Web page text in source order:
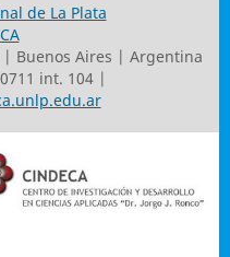
de La Plata
| Buenos Aires | Argentina
int. 104 |